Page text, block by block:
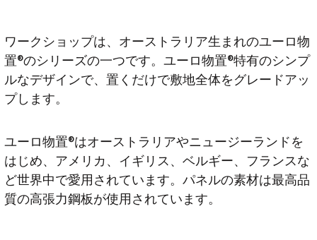
ワークショップは、オーストラリア生まれのユーロ物
置®のシリーズの一つです。ユーロ物置®特有のシンプ
ルなデザインで、置くだけで敷地全体をグレードアッ
プします。
ユーロ物置®はオーストラリアやニュージーランドを
はじめ、アメリカ、イギリス、ベルギー、フランスな
ど世界中で愛用されています。パネルの素材は最高品
質の高張力鋼板が使用されています。